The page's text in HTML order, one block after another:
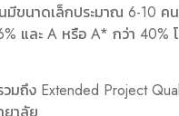
มีขนาดเล็กประมาณ 6-10 ค
และ A หรือ A* กว่า 40%
มถึง Extended Project